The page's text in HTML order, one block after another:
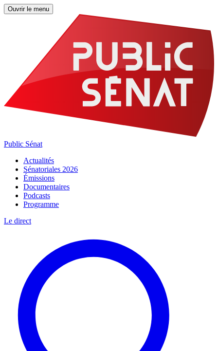
Ouvrir le menu
Public Sénat
Actualités
Sénatoriales 2026
Émissions
Documentaires
Podcasts
Programme
Le direct